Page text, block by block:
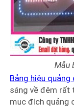
Mẫu
Bảng hiệu
sáng về đêm rất
muc đích quảng